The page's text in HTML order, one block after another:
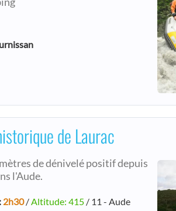
de Laurac
de dénivelé positif depuis
l'Aude.
2h30/Altitude: 415 / 11 - Aude